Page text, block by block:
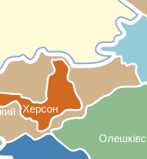
Херсон